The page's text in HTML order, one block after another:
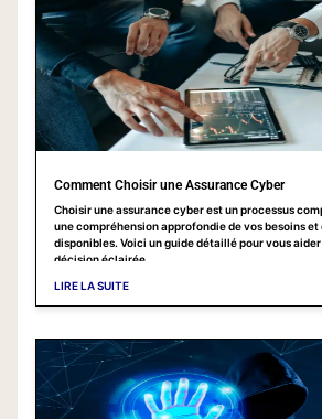
Comment Choisir une Assurance Cyber
Choisir une assurance cyber est un processus
une compréhension approfondie de vos besoins et
disponibles. Voici un guide détaillé pour vous
décision éclairée
LIRE LA SUITE